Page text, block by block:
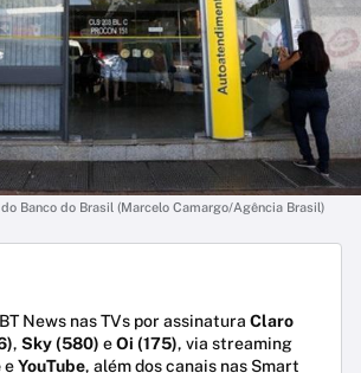
Banco do Brasil (Marcelo Camargo/Agência Brasil)
News nas TVs por assinatura Claro
, Sky (580) eOi (175), via streaming
eYouTube, além dos canais nas Smart